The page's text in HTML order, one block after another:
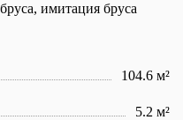
имитация бруса
104.6 м²
5.2 м²